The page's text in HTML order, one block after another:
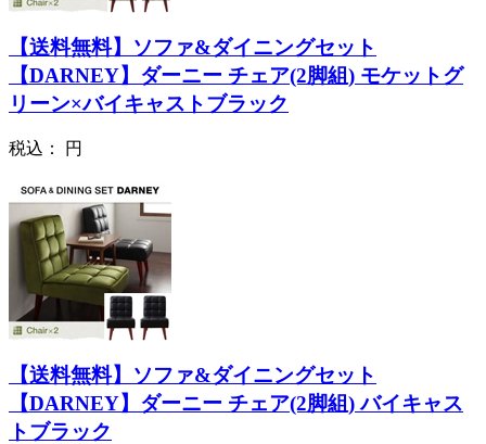
【送料無料】ソファ&ダイニングセット
【DARNEY】ダーニー チェア(2脚組) モケットグ
リーン×バイキャストブラック
税込： 円
【送料無料】ソファ&ダイニングセット
【DARNEY】ダーニー チェア(2脚組) バイキャス
トブラック